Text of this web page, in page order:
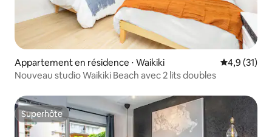
Appartement en résidence ⋅ Waikiki Évaluation
4,9 (31)
Nouveau studio Waikiki Beach avec 2 lits doubles
Superhôte
Superhôte